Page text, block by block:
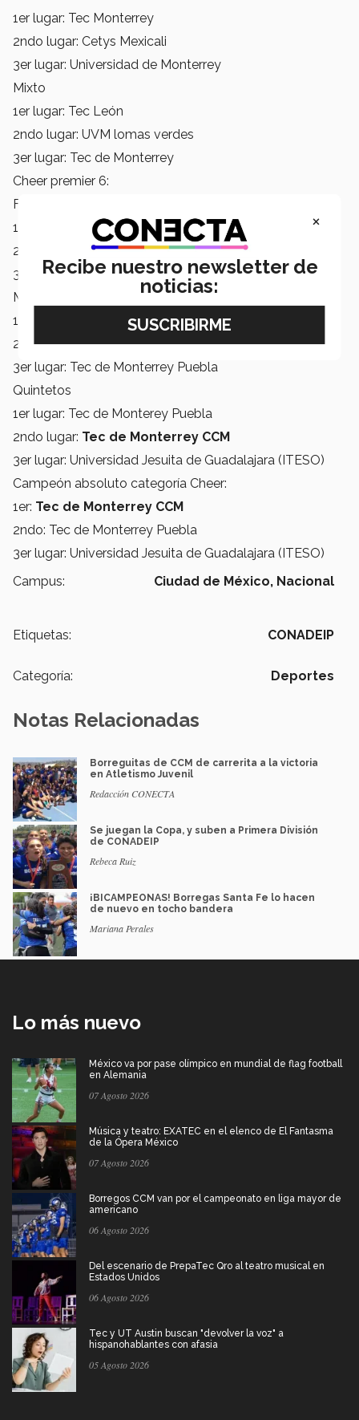
1er lugar: Tec Monterrey
2ndo lugar: Cetys Mexicali
3er lugar: Universidad de Monterrey
Mixto
1er lugar: Tec León
2ndo lugar: UVM lomas verdes
3er lugar: Tec de Monterrey
Cheer premier 6:
Femenil
1er lugar:
Tec de Monterrey CCM
2ndo lugar: Tec de Monterrey Puebla
3er lugar: Universidad Metropolitana de Monterrey
Mixto
1er lugar: Universidad Jesuita de Guadalajara (ITESO)
2ndo lugar:Tec de Monterrey CCM
3er lugar: Tec de Monterrey Puebla
Quintetos
1er lugar: Tec de Monterey Puebla
2ndo lugar: Tec de Monterrey CCM
3er lugar: Universidad Jesuita de Guadalajara (ITESO)
Campeón absoluto categoría Cheer:
1er: Tec de Monterrey CCM
2ndo: Tec de Monterrey Puebla
3er lugar: Universidad Jesuita de Guadalajara (ITESO)
Campus:
Ciudad de México, Nacional
Etiquetas: CONADEIP
Categoría: Deportes
Notas Relacionadas
Borreguitas de CCM de carrerita a la victoria
en Atletismo Juvenil
Redacción CONECTA
Se juegan la Copa, y suben a Primera División
de CONADEIP
Rebeca Ruiz
¡BICAMPEONAS! Borregas Santa Fe lo hacen
de nuevo en tocho bandera
Mariana Perales
Lo más nuevo
México va por pase olímpico en mundial de flag football
en Alemania
07 Agosto 2026
Música y teatro: EXATEC en el elenco de El Fantasma
de la Ópera México
07 Agosto 2026
Borregos CCM van por el campeonato en liga mayor de
americano
06 Agosto 2026
Del escenario de PrepaTec Qro al teatro musical en
Estados Unidos
06 Agosto 2026
Tec y UT Austin buscan "devolver la voz" a
hispanohablantes con afasia
05 Agosto 2026
×
Recibe nuestro newsletter de
noticias: